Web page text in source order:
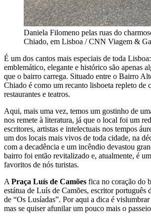
Daniela Filomeno pelas ruas do
Chiado, em Lisboa / CNN Viagem &
É um dos cantos mais especiais de toda
emblemático, elegante e histórico são apenas
que o bairro carrega. Situado entre o Bairro
Chiado é como um recanto lisboeta repleto de
restaurantes e teatros.
Aqui, mais uma vez, temos um gostinho de
nos remete à literatura, já que o local foi um
escritores, artistas e intelectuais nos tempos
um dos locais mais vivos de toda cidade, na
com a decadência e um incêndio devastou
bairro foi então revitalizado e, atualmente, é
favoritos de nós turistas.
A Praça Luís de Camões fica no coração do
estátua de Luís de Camões, escritor português
de “Os Lusíadas”. Por aqui a dica é
mas se quiser afunilar um pouco mais o